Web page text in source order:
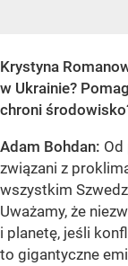
Krystyna
w Ukrainie?
chroni
Adam Bohdan: Od
związani z
wszystkim
Uważamy, że
i planetę, jeśli
to gigantyczne